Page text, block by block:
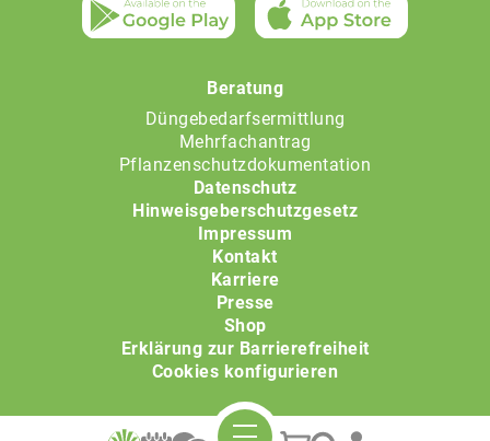
Beratung
Düngebedarfsermittlung
Mehrfachantrag
Pflanzenschutzdokumentation
Datenschutz
Hinweisgeberschutzgesetz
Impressum
Kontakt
Karriere
Presse
Shop
Erklärung zur Barrierefreiheit
Cookies konfigurieren